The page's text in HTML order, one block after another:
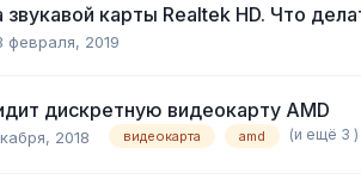
карты Realtek HD. Что
февраля, 2019
дискретную видеокарту AMD
2018 видеокарта amd (и ещё 3 )